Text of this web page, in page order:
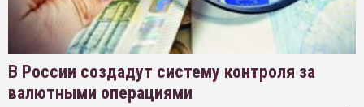
В России создадут систему контроля за
валютными операциями